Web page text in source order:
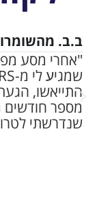
ב.ב.
"אחרי מסע
התייאשו,
שנדרשתי